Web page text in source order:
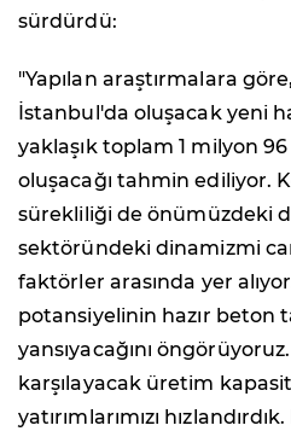
sürdürdü:
"Yapılan araştırmalara
İstanbul'da oluşacak yeni
yaklaşık toplam 1 milyon
oluşacağı tahmin ediliyor.
sürekliliği de önümüzdeki
sektöründeki dinamizmi
faktörler arasında yer
potansiyelinin hazır beton
yansıyacağını
karşılayacak üretim
yatırımlarımızı